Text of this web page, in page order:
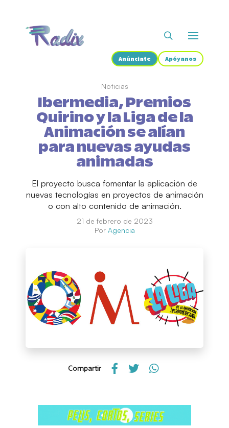
Anúnciate Apóyanos
Noticias
Ibermedia, Premios
Quirino y la Liga de la
Animación se alían
para nuevas ayudas
animadas
El proyecto busca fomentar la aplicación de
nuevas tecnologías en proyectos de animación
o con alto contenido de animación.
21 de febrero de 2023
Por Agencia
Compartir